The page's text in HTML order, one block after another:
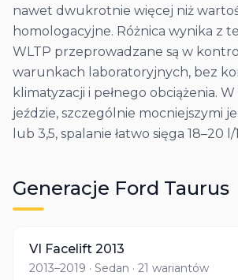
nawet dwukrotnie więcej niż
homologacyjne. Różnica wynika z
WLTP przeprowadzane są w
warunkach laboratoryjnych, bez
klimatyzacji i pełnego obciążenia.
jeździe, szczególnie mocniejszymi
lub 3,5, spalanie łatwo sięga 18–20
Generacje Ford Taurus
VI Facelift 2013
2013–2019 · Sedan · 21 wariantów